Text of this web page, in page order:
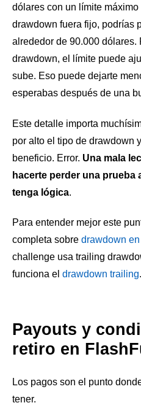
dólares con un límite
drawdown fuera fijo, podrías
alrededor de 90.000 dólares.
drawdown, el límite puede
sube. Eso puede dejarte
esperabas después de una
Este detalle importa
por alto el tipo de drawdown
beneficio. Error. Una mala
hacerte perder una prueba
tenga lógica.
Para entender mejor este
completa sobre drawdown
challenge usa trailing
funciona el drawdown trailing.
Payouts y
retiro en
Los pagos son el punto
tener.